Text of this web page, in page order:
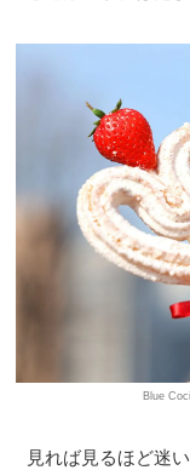
Blue
見れば見るほど迷